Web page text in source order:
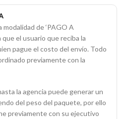
modalidad de ‘PAGO A
el usuario que reciba la
pague el costo del envío. Todo
previamente con la
la agencia puede generar un
del peso del paquete, por ello
previamente con su ejecutivo